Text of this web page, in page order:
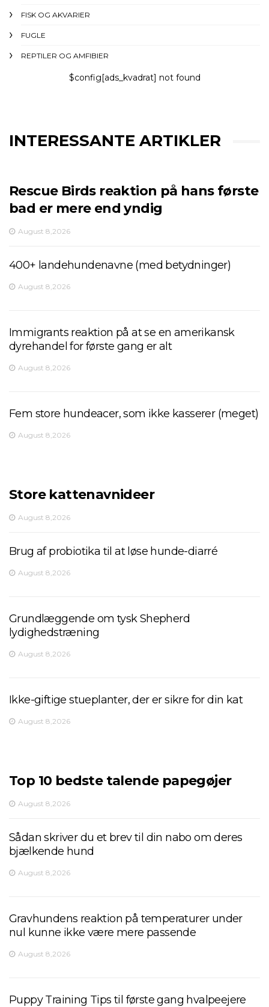
FISK OG AKVARIER
FUGLE
REPTILER OG AMFIBIER
$config[ads_kvadrat] not found
INTERESSANTE ARTIKLER
Rescue Birds reaktion på hans første
bad er mere end yndig
August 8,2026
400+ landehundenavne (med betydninger)
August 8,2026
Immigrants reaktion på at se en amerikansk
dyrehandel for første gang er alt
August 8,2026
Fem store hundeacer, som ikke kasserer (meget)
August 8,2026
Store kattenavnideer
August 8,2026
Brug af probiotika til at løse hunde-diarré
August 8,2026
Grundlæggende om tysk Shepherd
lydighedstræning
August 8,2026
Ikke-giftige stueplanter, der er sikre for din kat
August 8,2026
Top 10 bedste talende papegøjer
August 8,2026
Sådan skriver du et brev til din nabo om deres
bjælkende hund
August 8,2026
Gravhundens reaktion på temperaturer under
nul kunne ikke være mere passende
August 8,2026
Puppy Training Tips til første gang hvalpeejere